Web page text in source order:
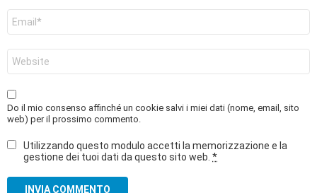
web
Do il mio consenso affinché un cookie salvi i miei dati (nome, email, sito
web) per il prossimo commento.
Utilizzando questo modulo accetti la memorizzazione e la
gestione dei tuoi dati da questo sito web. *